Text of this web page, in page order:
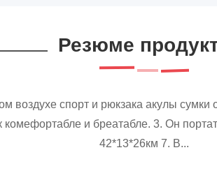
Резюме
воздухе спорт и рюкзака акулы
комефортабле и бреатабле. 3. Он
42*13*26км 7. В...